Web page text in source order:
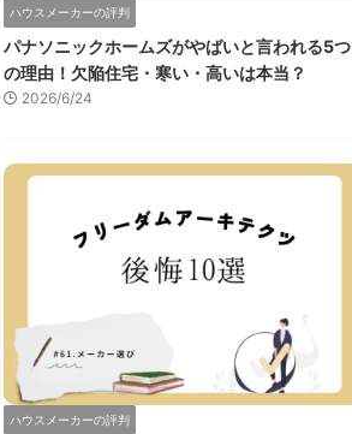
ハウスメーカーの評判
パナソニックホームズがやばいと言われる5つ
の理由！欠陥住宅・寒い・高いは本当？
2026/6/24
ハウスメーカーの評判